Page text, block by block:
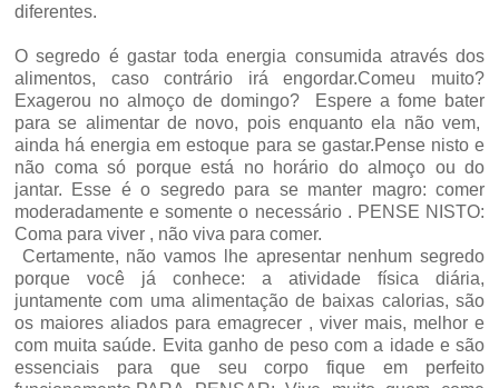
diferentes.
O segredo é gastar toda energia consumida através dos
alimentos, caso contrário irá engordar.Comeu muito?
Exagerou no almoço de domingo? Espere a fome bater
para se alimentar de novo, pois enquanto ela não vem,
ainda há energia em estoque para se gastar.Pense nisto e
não coma só porque está no horário do almoço ou do
jantar. Esse é o segredo para se manter magro: comer
moderadamente e somente o necessário . PENSE NISTO:
Coma para viver , não viva para comer.
Certamente, não vamos lhe apresentar nenhum segredo
porque você já conhece: a atividade física diária,
juntamente com uma alimentação de baixas calorias, são
os maiores aliados para emagrecer , viver mais, melhor e
com muita saúde. Evita ganho de peso com a idade e são
essenciais para que seu corpo fique em perfeito